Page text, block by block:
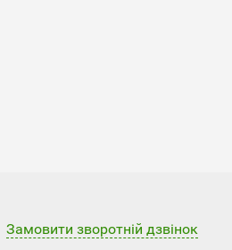
Замовити зворотній дзвінок